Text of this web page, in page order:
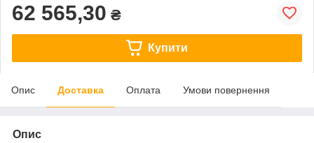
62 565,30 ₴
Купити
Опис Доставка Оплата Умови повернення
Опис